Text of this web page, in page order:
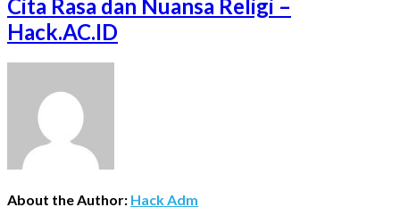
Cita Rasa dan Nuansa Religi –
Hack.AC.ID
About the Author: Hack Adm